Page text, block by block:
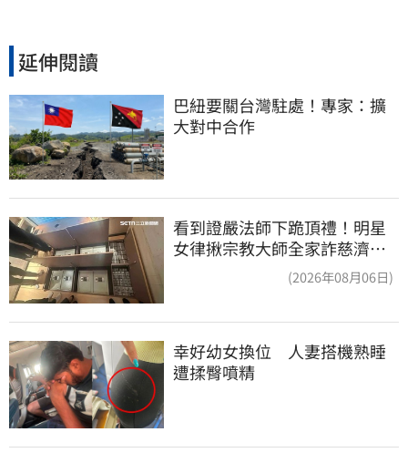
延伸閱讀
巴紐要關台灣駐處！專家：擴
大對中合作
看到證嚴法師下跪頂禮！明星
女律揪宗教大師全家詐慈濟…
(2026年08月06日)
幸好幼女換位　人妻搭機熟睡
遭揉臀噴精